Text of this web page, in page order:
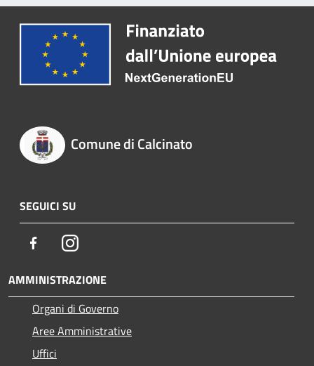
Comune di Calcinato
SEGUICI SU
FacebookInstagram
AMMINISTRAZIONE
Organi di Governo
Aree Amministrative
Uffici